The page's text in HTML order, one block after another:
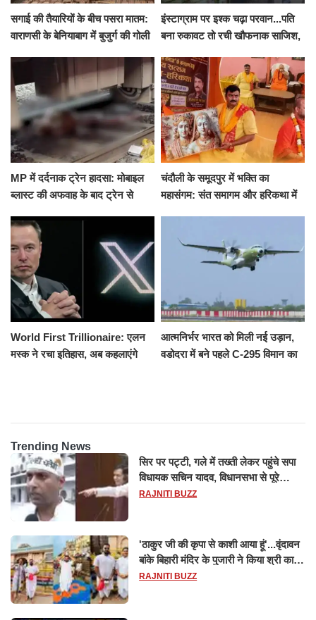
सगाई की तैयारियों के बीच पसरा मातम:
वाराणसी के बेनियाबाग में बुजुर्ग की गोली
इंस्टाग्राम पर इश्क चढ़ा परवान...पति
बना रुकावट तो रची खौफनाक साजिश,
के घाट
MP में दर्दनाक ट्रेन हादसा: मोबाइल
ब्लास्ट की अफवाह के बाद ट्रेन से
रौंदा, 4 की मौत
चंदौली के समूदपुर में भक्ति का
महासंगम: संत समागम और हरिकथा में
World First Trillionaire: एलन
मस्क ने रचा इतिहास, अब कहलाएंगे
आत्मनिर्भर भारत को मिली नई उड़ान,
वडोदरा में बने पहले C-295 विमान का
Trending News
सिर पर पट्टी, गले में तख्ती लेकर पहुंचे सपा
विधायक सचिन यादव, विधानसभा से पूरे
मानसून सत्र के लिए किया गया निलंबित
RAJNITI BUZZ
'ठाकुर जी की कृपा से काशी आया हूं'...वृंदावन
बांके बिहारी मंदिर के पुजारी ने किया श्री काशी
विश्वनाथ का जलाभिषेक
RAJNITI BUZZ